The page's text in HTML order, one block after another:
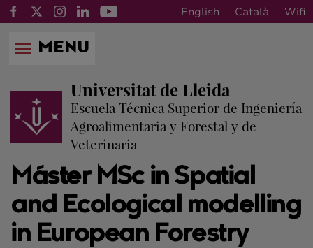
English Català Wifi
MENU
Universitat de Lleida
Escuela Técnica Superior de Ingeniería
Agroalimentaria y Forestal y de
Veterinaria
Máster MSc in Spatial
and Ecological modelling
in European Forestry